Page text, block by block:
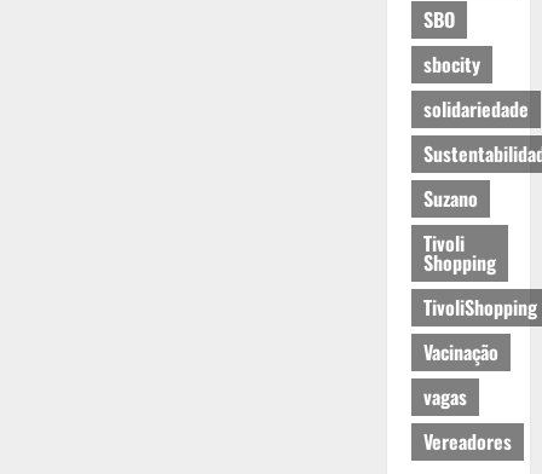
SBO
sbocity
solidariedade
Suzano
Tivoli
Shopping
TivoliShopping
Vacinação
vagas
Vereadores